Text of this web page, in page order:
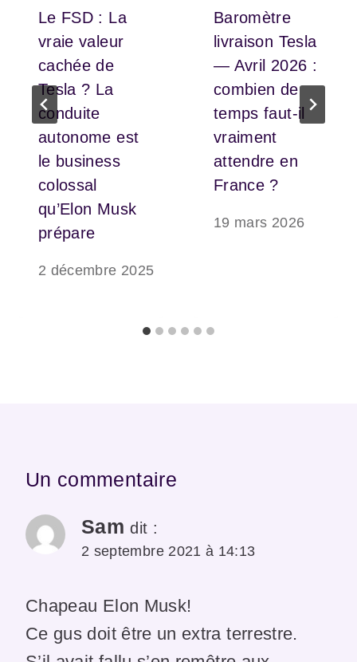
Le FSD : La
vraie valeur
cachée de
Tesla ? La
conduite
autonome est
le business
colossal
qu’Elon Musk
prépare
2 décembre 2025
Baromètre
livraison Tesla
— Avril 2026 :
combien de
temps faut-il
vraiment
attendre en
France ?
19 mars 2026
Un commentaire
Sam dit :
2 septembre 2021 à 14:13
Chapeau Elon Musk!
Ce gus doit être un extra terrestre.